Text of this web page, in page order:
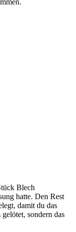
Blech
hatte. Den Rest
damit du das
sondern das